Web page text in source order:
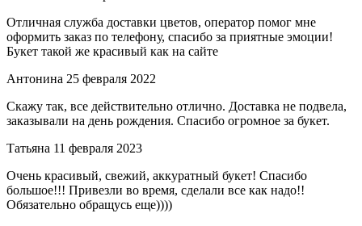
Отличная служба доставки цветов, оператор помог мне
оформить заказ по телефону, спасибо за приятные эмоции!
Букет такой же красивый как на сайте
Антонина 25 февраля 2022
Скажу так, все действительно отлично. Доставка не подвела,
заказывали на день рождения. Спасибо огромное за букет.
Татьяна 11 февраля 2023
Очень красивый, свежий, аккуратный букет! Спасибо
большое!!! Привезли во время, сделали все как надо!!
Обязательно обращусь еще))))